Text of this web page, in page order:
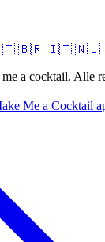
🇧🇷 🇮🇹 🇳🇱
a cocktail. Alle
Me a Cocktail